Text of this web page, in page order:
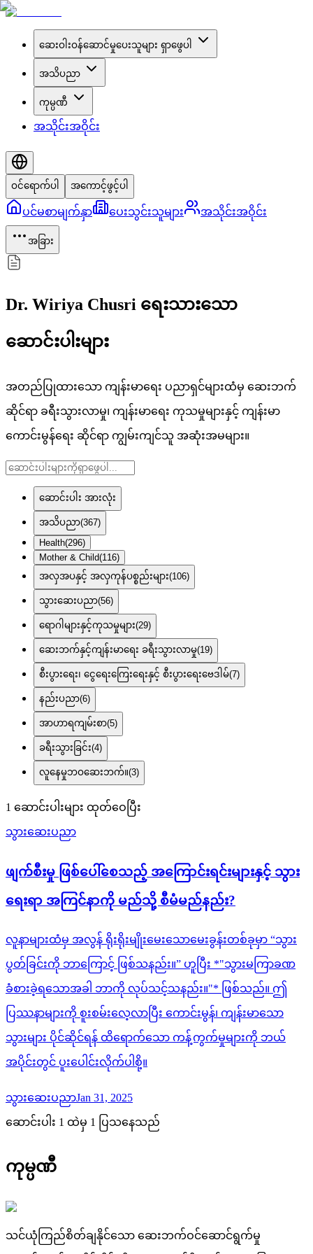
ဆေးဝါးဝန်ဆောင်မှုပေးသူများ ရှာဖွေပါ
အသိပညာ
ကုမ္ပဏီ
အသိုင်းအဝိုင်း
ဝင်ရောက်ပါ အကောင့်ဖွင့်ပါ
ပင်မစာမျက်နှာ ပေးသွင်းသူများ အသိုင်းအဝိုင်း
အခြား
Dr. Wiriya Chusri ရေးသားသော
ဆောင်းပါးများ
အတည်ပြုထားသော ကျန်းမာရေး ပညာရှင်များထံမှ ဆေးဘက်
ဆိုင်ရာ ခရီးသွားလာမှု၊ ကျန်းမာရေး ကုသမှုများနှင့် ကျန်းမာ
ကောင်းမွန်ရေး ဆိုင်ရာ ကျွမ်းကျင်သူ အဆုံးအမများ။
ဆောင်းပါး အားလုံး
အသိပညာ(367)
Health(296)
Mother & Child(116)
အလှအပနှင့် အလှကုန်ပစ္စည်းများ(106)
သွားဆေးပညာ(56)
ရောဂါများနှင့်ကုသမှုများ(29)
ဆေးဘက်နှင့်ကျန်းမာရေး ခရီးသွားလာမှု(19)
စီးပွားရေး၊ ငွေရေးကြေးရေးနှင့် စီးပွားရေးဗေဒါမ်(7)
နည်းပညာ(6)
အာဟာရကျမ်းစာ(5)
ခရီးသွားခြင်း(4)
လူနေမှုဘဝဆေးဘက်။(3)
1 ဆောင်းပါးများ ထုတ်ဝေပြီး
သွားဆေးပညာ
ဖျက်စီးမှု ဖြစ်ပေါ်စေသည့် အကြောင်းရင်းများနှင့် သွား
ရေးရာ အကြင်နာကို မည်သို့ စီမံမည်နည်း?
လူနာများထံမှ အလွန် ရိုးရိုးမျိုးမေးသောမေးခွန်းတစ်ခုမှာ “သွား
ပွတ်ခြင်းကို ဘာကြောင့် ဖြစ်သနည်း။” ဟူပြီး *"သွားမကြာခဏ
ခံစားခဲ့ရသောအခါ ဘာကို လုပ်သင့်သနည်း။"* ဖြစ်သည်။ ဤ
ပြဿနာများကို စူးစမ်းလေ့လာပြီး ကောင်းမွန်၊ ကျန်းမာသော
သွားများ ပိုင်ဆိုင်ရန် ထိရောက်သော ကန့်ကွက်မှုများကို ဘယ်
အပိုင်းတွင် ပူးပေါင်းလိုက်ပါစို့။
သွားဆေးပညာJan 31, 2025
ဆောင်းပါး 1 ထဲမှ 1 ပြသနေသည်
ကုမ္ပဏီ
သင်ယုံကြည်စိတ်ချနိုင်သော ဆေးဘက်ဝင်ဆောင်ရွက်မှု